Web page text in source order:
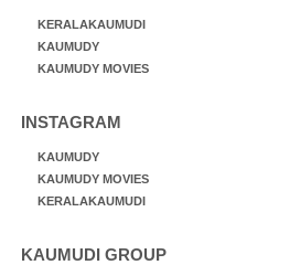
KERALAKAUMUDI
KAUMUDY
KAUMUDY MOVIES
INSTAGRAM
KAUMUDY
KAUMUDY MOVIES
KERALAKAUMUDI
KAUMUDI GROUP